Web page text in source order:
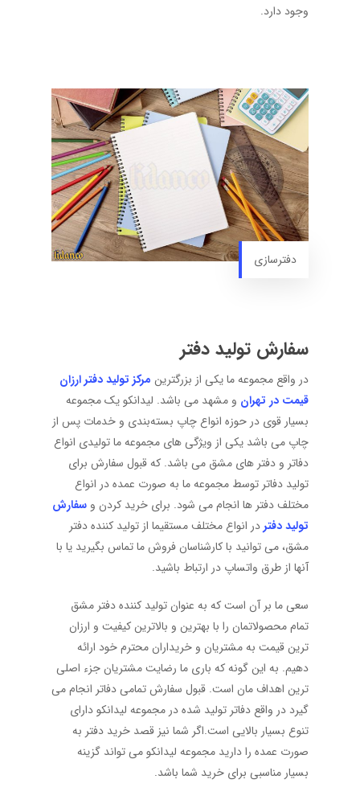
وجود دارد.
دفترسازی
سفارش تولید دفتر
در واقع مجموعه ما یکی از بزرگترین مرکز تولید دفتر ارزان
قیمت در تهران و مشهد می باشد. لیدانکو یک مجموعه
بسیار قوی در حوزه انواع چاپ بسته‌بندی و خدمات پس از
چاپ می باشد یکی از ویژگی های مجموعه ما تولیدی انواع
دفاتر و دفتر های مشق می باشد. که قبول سفارش برای
تولید دفاتر توسط مجموعه ما به صورت عمده در انواع
مختلف دفتر ها انجام می شود. برای خرید کردن و سفارش
تولید دفتردر انواع مختلف مستقیما از تولید کننده دفتر
مشق، می توانید با کارشناسان فروش ما تماس بگیرید یا با
آنها از طرق واتساپ در ارتباط باشید.
سعی ما بر آن است که به عنوان تولید کننده دفتر مشق
تمام محصولاتمان را با بهترین و بالاترین کیفیت و ارزان
ترین قیمت به مشتریان و خریداران محترم خود ارائه
دهیم. به این گونه که باری ما رضایت مشتریان جزء اصلی
ترین اهداف مان است. قبول سفارش تمامی دفاتر انجام می
گیرد در واقع دفاتر تولید شده در مجموعه لیدانکو دارای
تنوع بسیار بالایی است.اگر شما نیز قصد خرید دفتر به
صورت عمده را دارید مجموعه لیدانکو می تواند گزینه
بسیار مناسبی برای خرید شما باشد.